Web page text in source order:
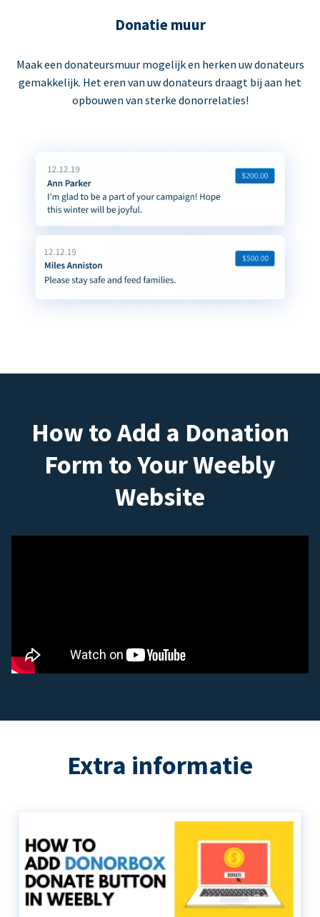
Donatie muur
Maak een donateursmuur mogelijk en herken uw donateurs
gemakkelijk. Het eren van uw donateurs draagt bij aan het
opbouwen van sterke donorrelaties!
How to Add a Donation
Form to Your Weebly
Website
Extra informatie